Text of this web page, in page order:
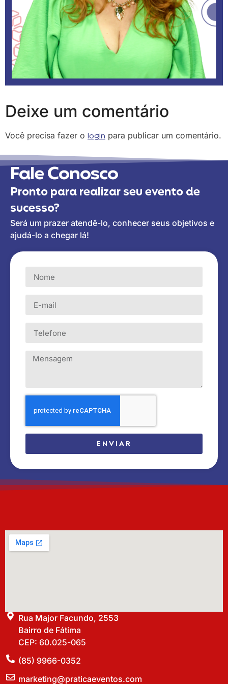
Deixe um comentário
Você precisa fazer o login para publicar um comentário.
Fale Conosco
Pronto para realizar seu evento de
sucesso?
Será um prazer atendê-lo, conhecer seus objetivos e
ajudá-lo a chegar lá!
ENVIAR
Rua Major Facundo, 2553
Bairro de Fátima
CEP: 60.025-065
(85) 9966-0352
marketing@praticaeventos.com